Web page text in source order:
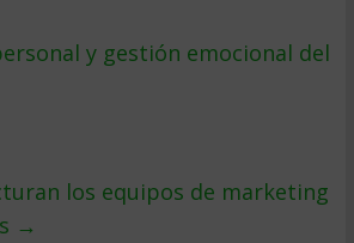
y gestión emocional del
los equipos de marketing
→